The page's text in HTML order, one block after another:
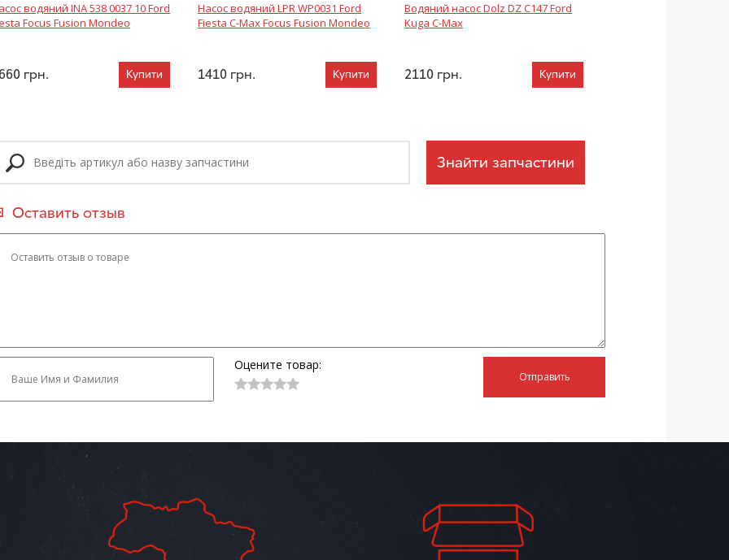
водяний INA 538 0037 10 Ford
Focus Fusion Mondeo
грн. Купити
Насос водяний LPR WP0031 Ford
Fiesta C-Max Focus Fusion Mondeo
1410 грн. Купити
Водяний насос Dolz DZ C147 Ford
Kuga C-Max
2110 грн. Купити
Знайти запчастини
Оставить отзыв
Оцените товар:
Отправить